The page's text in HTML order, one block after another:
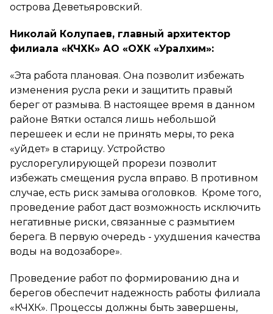
острова Деветьяровский.
Николай Колупаев, главный архитектор
филиала «КЧХК» АО «ОХК «Уралхим»:
«Эта работа плановая. Она позволит избежать
изменения русла реки и защитить правый
берег от размыва. В настоящее время в данном
районе Вятки остался лишь небольшой
перешеек и если не принять меры, то река
«уйдет» в старицу. Устройство
руслорегулирующей прорези позволит
избежать смещения русла вправо. В противном
случае, есть риск замыва оголовков. Кроме того,
проведение работ даст возможность исключить
негативные риски, связанные с размытием
берега. В первую очередь - ухудшения качества
воды на водозаборе».
Проведение работ по формированию дна и
берегов обеспечит надежность работы филиала
«КЧХК». Процессы должны быть завершены,